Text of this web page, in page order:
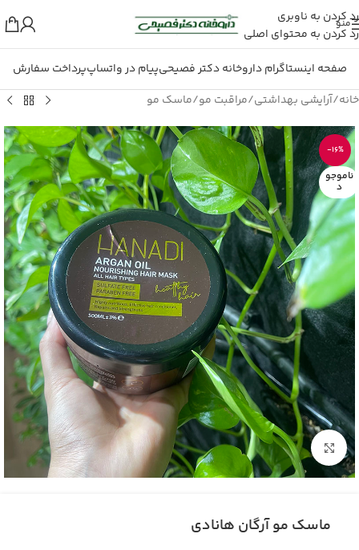
رد کردن به ناوبری
رد کردن به محتوای اصلی
منو
صفحه اینستاگرام داروخانه دکتر فصیحیپیام در واتساپپرداخت سفارش
خانه/آرایشی بهداشتی/مراقبت مو/ماسک مو
-16%
ناموجو
د
بزرگنمایی تصویر
ماسک مو آرگان هانادی